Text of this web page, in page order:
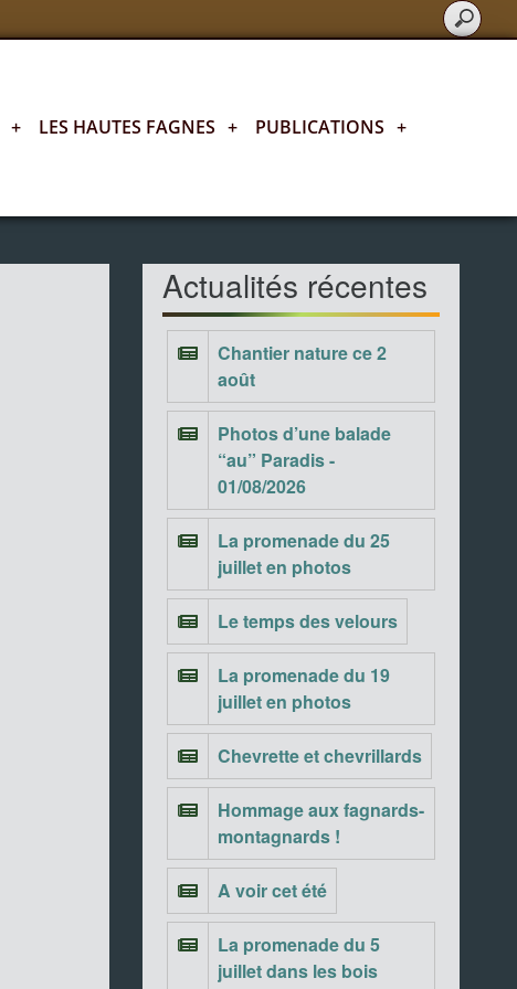
+ LES HAUTES FAGNES + PUBLICATIONS +
Actualités récentes
Chantier nature ce 2
août
Photos d’une balade
“au” Paradis -
01/08/2026
La promenade du 25
juillet en photos
Le temps des velours
La promenade du 19
juillet en photos
Chevrette et chevrillards
Hommage aux fagnards-
montagnards !
A voir cet été
La promenade du 5
juillet dans les bois